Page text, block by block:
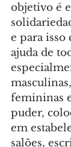
objetivo é
e para isso
ajuda de
femininas
puder,
em
salões,